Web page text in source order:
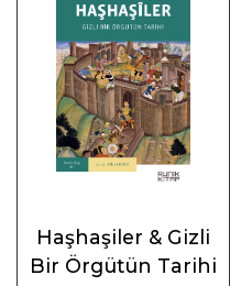
Haşhaşiler & Gizli
Bir Örgütün Tarihi